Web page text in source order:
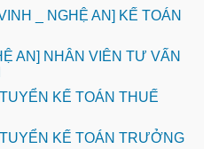
_ NGHỆ AN] KẾ TOÁN
AN] NHÂN VIÊN TƯ VẤN
KẾ TOÁN THUẾ
KẾ TOÁN TRƯỞNG